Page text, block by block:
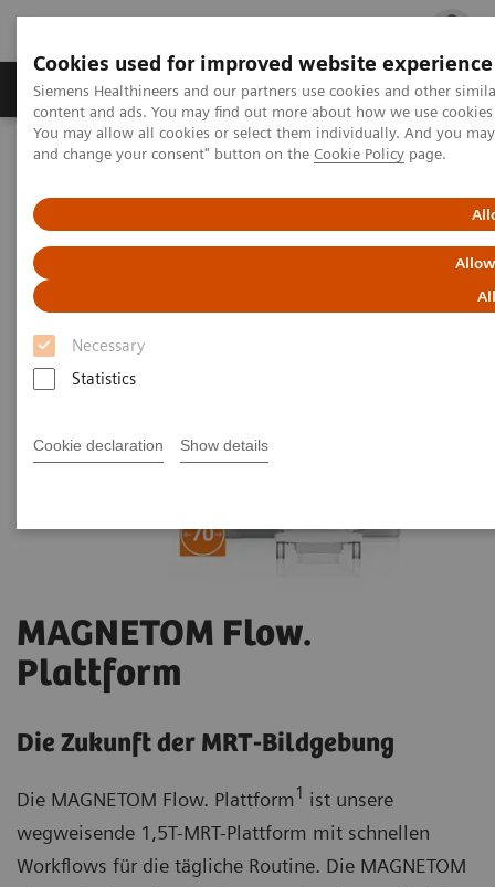
Cookies used for improved website experience
Siemens Healthineers and our partners use cookies and other
content and ads. You may find out more about how we use
You may allow all cookies or select them individually. And you
and change your consent" button on the Cookie Policy page.
Necessary
Statistics
Cookie declaration Show details
Fachbereiche Healthcare Management
Startseite
Medizinische Bildgebung
MAGNETOM Flow. Plattform
MAGNETOM Flow.
Plattform
Die Zukunft der MRT-Bildgebung
Die MAGNETOM Flow. Plattform 1 ist unsere
wegweisende 1,5T-MRT-Plattform mit schnellen
Workflows für die tägliche Routine. Die MAGNETOM